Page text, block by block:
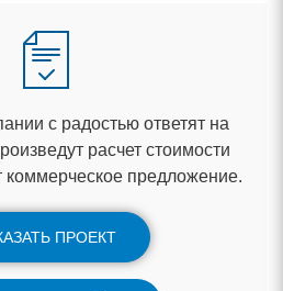
с радостью ответят на
расчет стоимости
коммерческое предложение.
ПРОЕКТ